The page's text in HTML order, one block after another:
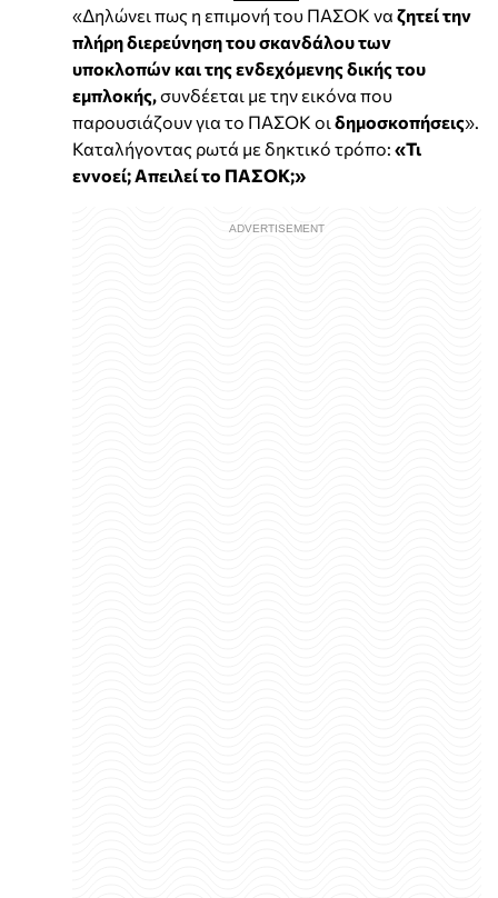
«Δηλώνει πως η επιμονή του ΠΑΣΟΚ να ζητεί την
πλήρη διερεύνηση του σκανδάλου των
υποκλοπών και της ενδεχόμενης δικής του
εμπλοκής, συνδέεται με την εικόνα που
παρουσιάζουν για το ΠΑΣΟΚ οι δημοσκοπήσεις».
Καταλήγοντας ρωτά με δηκτικό τρόπο: «Τι
εννοεί; Απειλεί το ΠΑΣΟΚ;»